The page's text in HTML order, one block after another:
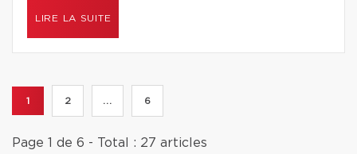
LIRE LA SUITE
1 2 ... 6
Page 1 de 6 - Total : 27 articles